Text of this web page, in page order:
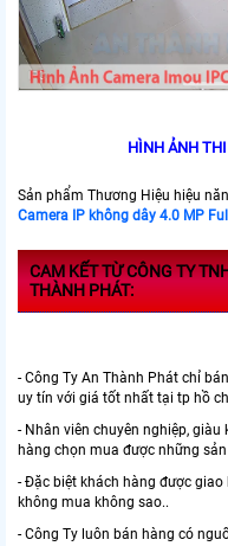
HÌNH ẢNH
Sản phẩm Thương Hiệu hiệu
Camera IP không dây 4.0 MP
CAM KẾT TỪ CÔNG TY
THÀNH PHÁT:
- Công Ty An Thành Phát chỉ
uy tín với giá tốt nhất tại tp hồ
- Nhân viên chuyên nghiệp,
hàng chọn mua được những
- Đặc biệt khách hàng được
không mua không sao..
- Công Ty luôn bán hàng có